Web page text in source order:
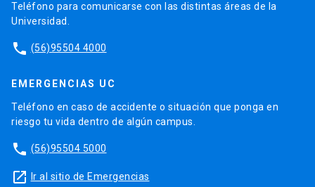
Teléfono para comunicarse con las distintas áreas de la
Universidad.
phone (56)95504 4000
EMERGENCIAS UC
Teléfono en caso de accidente o situación que ponga en
riesgo tu vida dentro de algún campus.
phone (56)95504 5000
launch Ir al sitio de Emergencias